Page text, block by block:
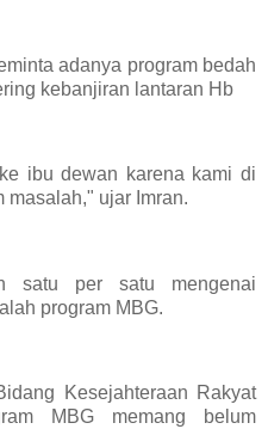
adanya program bedah
kebanjiran lantaran Hb
ibu dewan karena kami di
masalah," ujar Imran.
satu per satu mengenai
program MBG.
Kesejahteraan Rakyat
MBG memang belum